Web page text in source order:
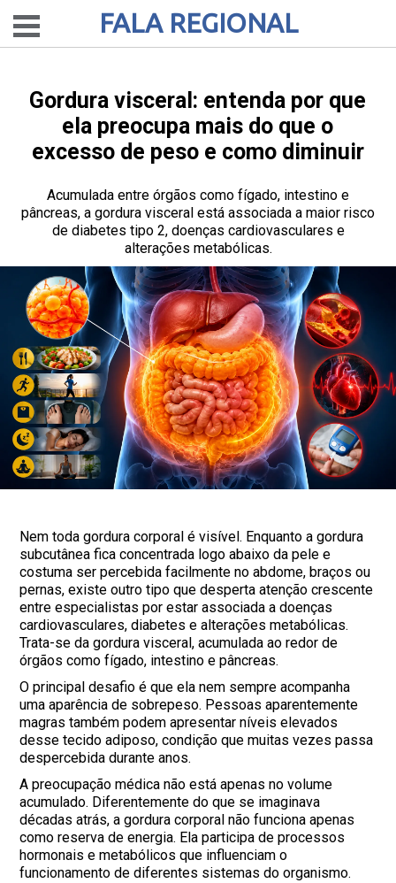
FALA REGIONAL
Gordura visceral: entenda por que
ela preocupa mais do que o
excesso de peso e como diminuir
Acumulada entre órgãos como fígado, intestino e
pâncreas, a gordura visceral está associada a maior risco
de diabetes tipo 2, doenças cardiovasculares e
alterações metabólicas.
Nem toda gordura corporal é visível. Enquanto a gordura
subcutânea fica concentrada logo abaixo da pele e
costuma ser percebida facilmente no abdome, braços ou
pernas, existe outro tipo que desperta atenção crescente
entre especialistas por estar associada a doenças
cardiovasculares, diabetes e alterações metabólicas.
Trata-se da gordura visceral, acumulada ao redor de
órgãos como fígado, intestino e pâncreas.
O principal desafio é que ela nem sempre acompanha
uma aparência de sobrepeso. Pessoas aparentemente
magras também podem apresentar níveis elevados
desse tecido adiposo, condição que muitas vezes passa
despercebida durante anos.
A preocupação médica não está apenas no volume
acumulado. Diferentemente do que se imaginava
décadas atrás, a gordura corporal não funciona apenas
como reserva de energia. Ela participa de processos
hormonais e metabólicos que influenciam o
funcionamento de diferentes sistemas do organismo.